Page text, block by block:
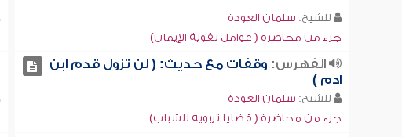
للشيخ: سلمان العودة
جزء من محاضرة ( عوامل تقوية الإيمان)
الفهرس: وقفات مع حديث: ( لن تزول قدم ابن
آدم )
للشيخ: سلمان العودة
جزء من محاضرة ( قضايا تربوية للشباب)